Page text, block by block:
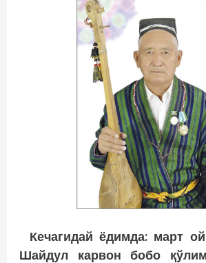
Кечагидай ёдимда: март
Шайдул карвон бобо